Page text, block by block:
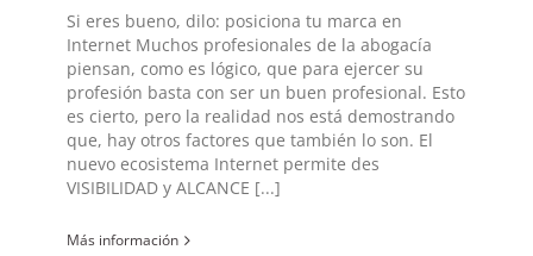
Si eres bueno, dilo: posiciona tu marca en
Internet Muchos profesionales de la abogacía
piensan, como es lógico, que para ejercer su
profesión basta con ser un buen profesional. Esto
es cierto, pero la realidad nos está demostrando
que, hay otros factores que también lo son. El
nuevo ecosistema Internet permite des
VISIBILIDAD y ALCANCE [...]
Más información